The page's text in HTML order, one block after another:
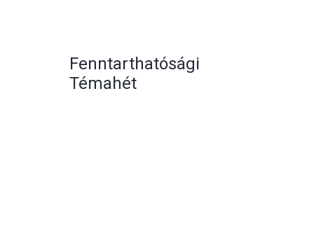
Fenntarthatósági
Témahét